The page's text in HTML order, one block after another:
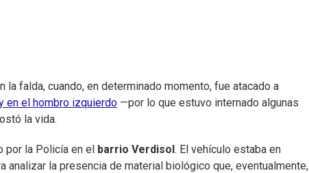
falda, cuando, en determinado momento, fue atacado a
en el hombro izquierdo —por lo que estuvo internado algunas
la vida.
por la Policía en el barrio Verdisol. El vehículo estaba en
la presencia de material biológico que, eventualmente,